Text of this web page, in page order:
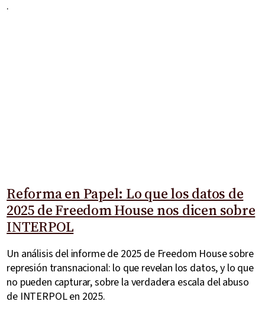
.
Reforma en Papel: Lo que los datos de
2025 de Freedom House nos dicen sobre
INTERPOL
Un análisis del informe de 2025 de Freedom House sobre
represión transnacional: lo que revelan los datos, y lo que
no pueden capturar, sobre la verdadera escala del abuso
de INTERPOL en 2025.